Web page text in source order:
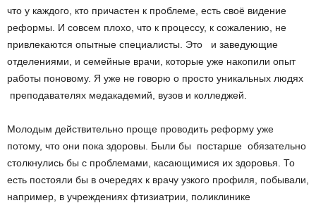
что у каждого, кто причастен к проблеме, есть своё видение
реформы. И совсем плохо, что к процессу, к сожалению, не
привлекаются опытные специалисты. Это ­ и заведующие
отделениями, и семейные врачи, которые уже накопили опыт
работы по­новому. Я уже не говорю о просто уникальных людях
­ преподавателях медакадемий, вузов и колледжей.
Молодым действительно проще проводить реформу уже
потому, что они пока здоровы. Были бы постарше ­ обязательно
столкнулись бы с проблемами, касающимися их здоровья. То
есть постояли бы в очередях к врачу узкого профиля, побывали,
например, в учреждениях фтизиатрии, поликлинике